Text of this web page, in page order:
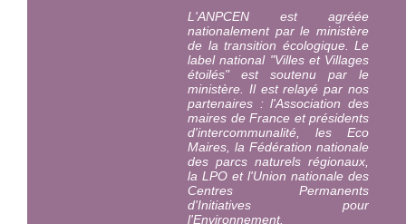
L'ANPCEN est agréée
nationalement par le ministère
de la transition écologique. Le
label national "Villes et Villages
étoilés" est soutenu par le
ministère. Il est relayé par nos
partenaires : l'Association des
maires de France et présidents
d'intercommunalité, les Eco
Maires, la Fédération nationale
des parcs naturels régionaux,
la LPO et l'Union nationale des
Centres Permanents
d'Initiatives pour
l'Environnement.